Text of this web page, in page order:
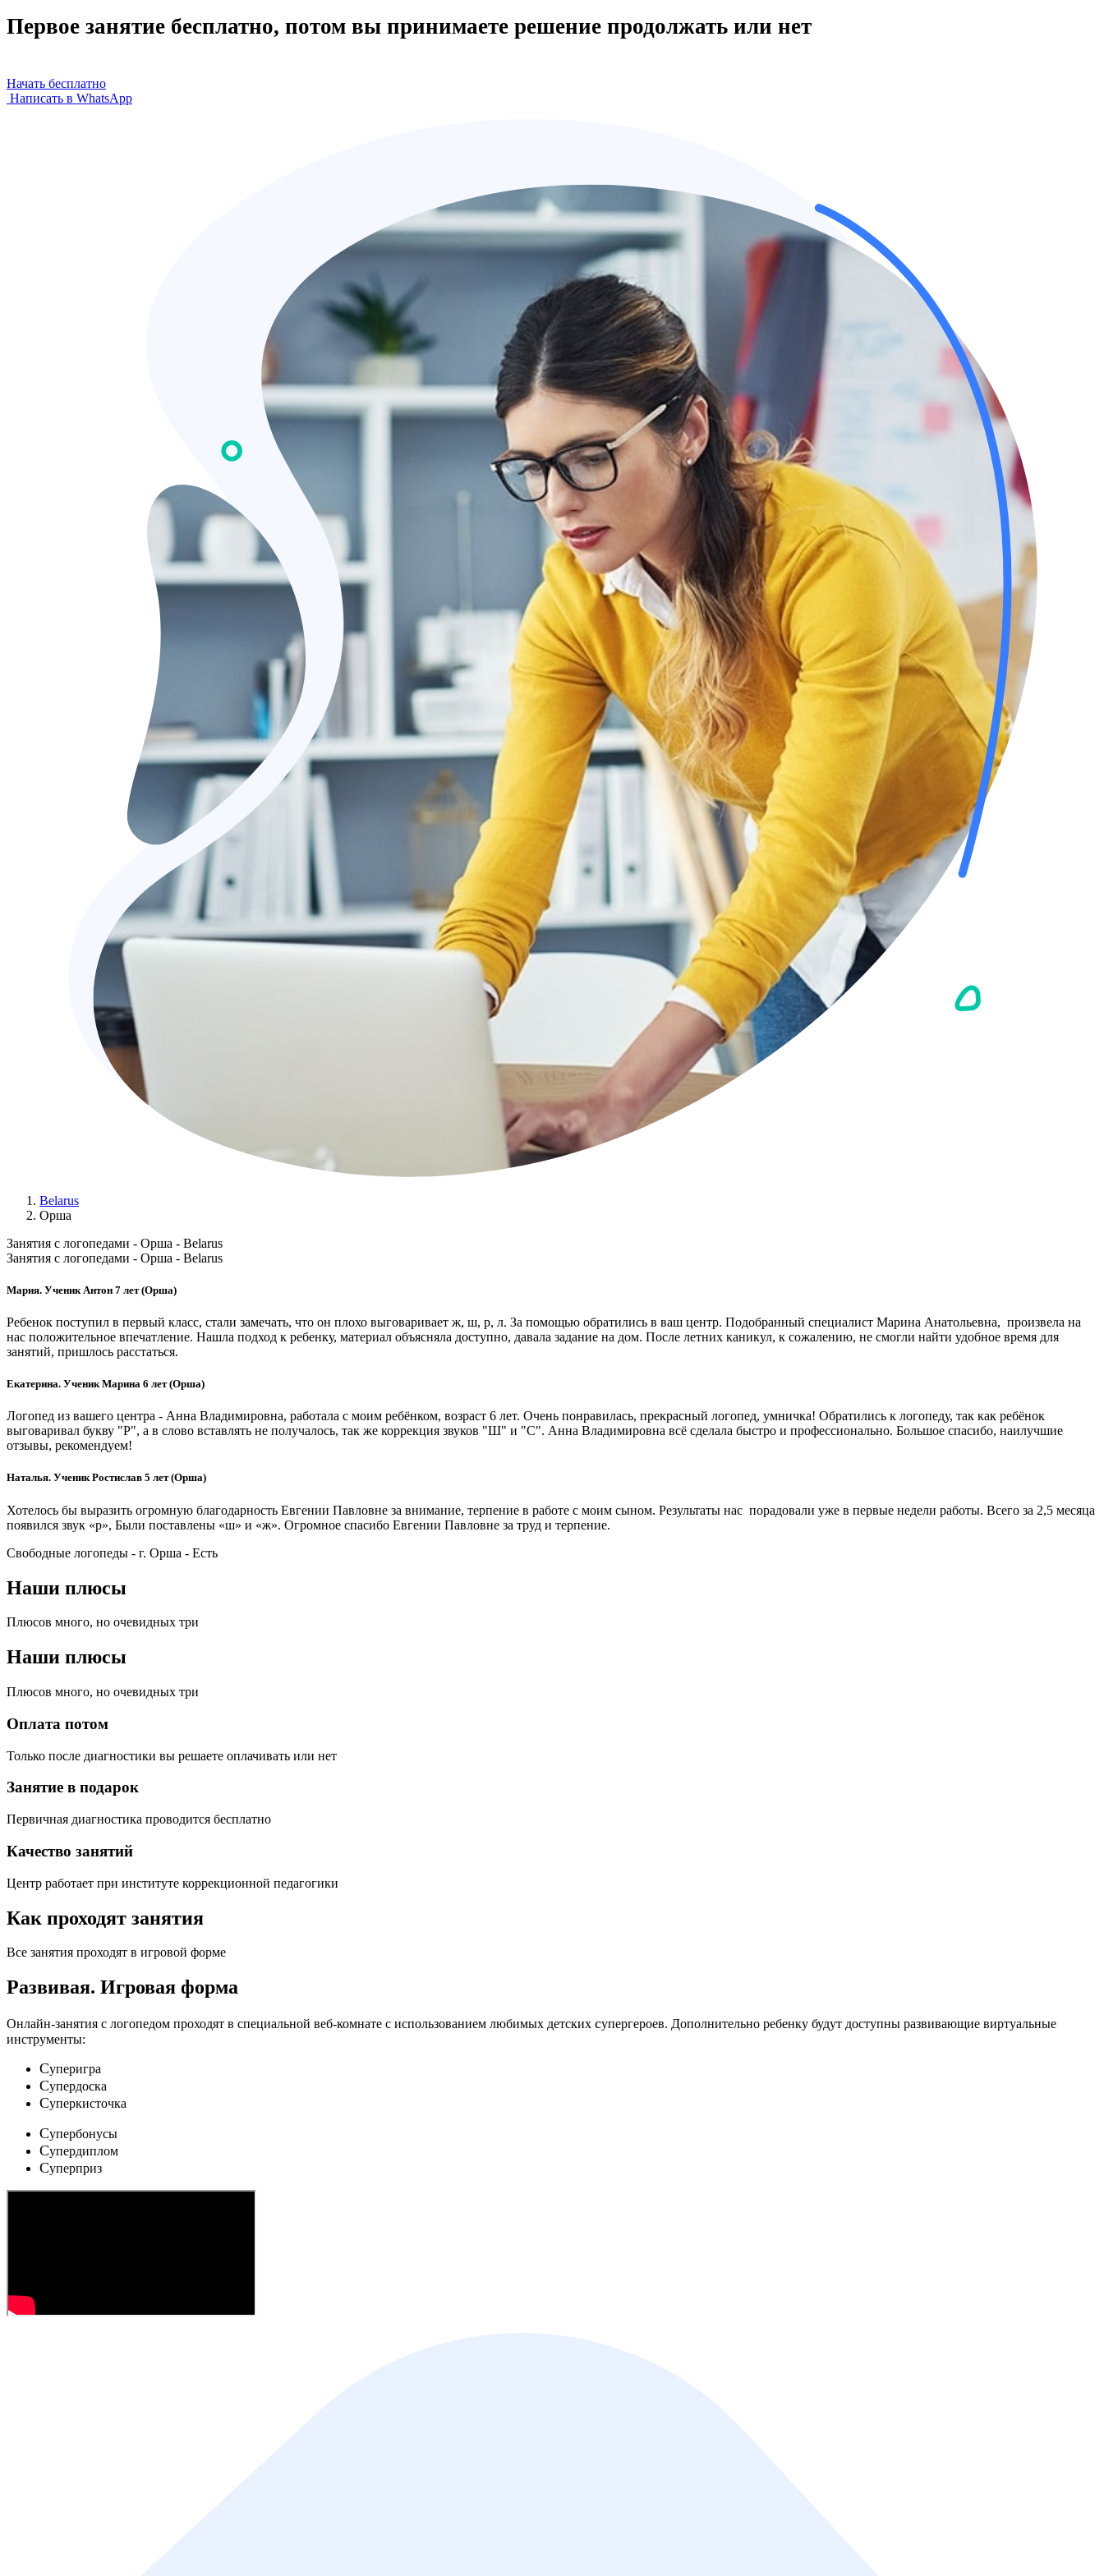
Первое занятие бесплатно, потом вы принимаете решение продолжать или нет
Начать бесплатно
Написать в WhatsApp
Belarus
Орша
Занятия с логопедами - Орша - Belarus
Занятия с логопедами - Орша - Belarus
Мария. Ученик Антон 7 лет (Орша)
Ребенок поступил в первый класс, стали замечать, что он плохо выговаривает ж, ш, р, л. За помощью обратились в ваш центр. Подобранный специалист Марина Анатольевна, произвела на
нас положительное впечатление. Нашла подход к ребенку, материал объясняла доступно, давала задание на дом. После летних каникул, к сожалению, не смогли найти удобное время для
занятий, пришлось расстаться.
Екатерина. Ученик Марина 6 лет (Орша)
Логопед из вашего центра - Анна Владимировна, работала с моим ребёнком, возраст 6 лет. Очень понравилась, прекрасный логопед, умничка! Обратились к логопеду, так как ребёнок
выговаривал букву "Р", а в слово вставлять не получалось, так же коррекция звуков "Ш" и "С". Анна Владимировна всё сделала быстро и профессионально. Большое спасибо, наилучшие
отзывы, рекомендуем!
Наталья. Ученик Ростислав 5 лет (Орша)
Хотелось бы выразить огромную благодарность Евгении Павловне за внимание, терпение в работе с моим сыном. Результаты нас порадовали уже в первые недели работы. Всего за 2,5 месяца
появился звук «р», Были поставлены «ш» и «ж». Огромное спасибо Евгении Павловне за труд и терпение.
Свободные логопеды - г. Орша - Есть
Наши плюсы
Плюсов много, но очевидных три
Наши плюсы
Плюсов много, но очевидных три
Оплата потом
Только после диагностики вы решаете оплачивать или нет
Занятие в подарок
Первичная диагностика проводится бесплатно
Качество занятий
Центр работает при институте коррекционной педагогики
Как проходят занятия
Все занятия проходят в игровой форме
Развивая. Игровая форма
Онлайн-занятия с логопедом проходят в специальной веб-комнате с использованием любимых детских cупергероев. Дополнительно ребенку будут доступны развивающие виртуальные
инструменты:
Cуперигра
Cупердоска
Cуперкисточка
Cупербонусы
Cупердиплом
Cуперприз